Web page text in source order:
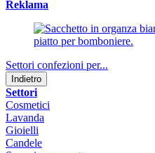
Reklama
Settori confezioni per...
Indietro
Settori
Cosmetici
Lavanda
Gioielli
Candele